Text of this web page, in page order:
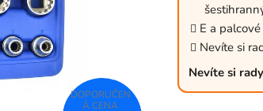
hvězdiček.
E a
Nevíte si
Nevíte si